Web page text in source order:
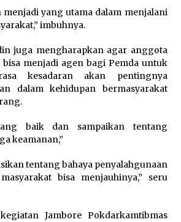
5 Agustus 2026
Wali Kota Serang Budi Rustandi
Berikan Penghargaan kepada
Pemenang Sayembara Logo HUT ke-
19 Kota Serang
5 Agustus 2026
Polres Cilegon Gelar Apel
Kesiapsiagaan Hadapi Ancaman
Kebakaran Akibat Fenomena El Niño
5 Agustus 2026
menjadi yang utama dalam menjalani
imbuhnya.
juga mengharapkan agar anggota
menjadi agen bagi Pemda untuk
kesadaran akan pentingnya
dalam kehidupan bermasyarakat
baik dan sampaikan tentang
keamanan,”
tentang bahaya penyalahgunaan
bisa menjauhinya,” seru
Jambore Pokdarkamtibmas